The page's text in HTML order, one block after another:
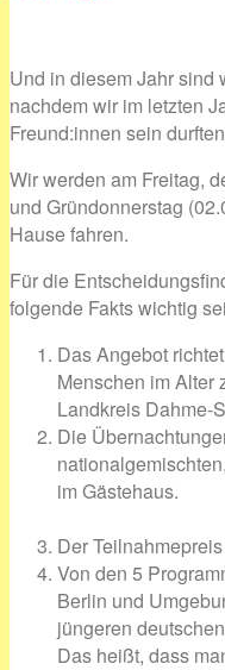
Und in diesem Jahr sind
nachdem wir im letzten
Freund:innen sein
Wir werden am Freitag,
und Gründonnerstag
Hause fahren.
Für die
folgende Fakts wichtig
Das Angebot
Menschen im Alter
Landkreis Dahme-
Die
im Gästehaus.
Der
Von den 5
Berlin und
jüngeren
Das heißt, dass